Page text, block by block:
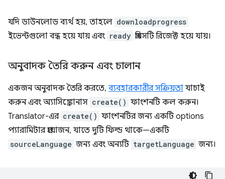
যদি ডাউনলোড ব্যর্থ হয়, তাহলে downloadprogress
ইভেন্টগুলো বন্ধ হয়ে যায় এবং ready প্রমিসটি রিজেক্ট হয়ে যায়।
অনুবাদক তৈরি করুন এবং চালান
একজন অনুবাদক তৈরি করতে,ব্যবহারকারীর সক্রিয়তা যাচাই
করুন এবং অ্যাসিঙ্ক্রোনাস create() ফাংশনটি কল করুন।
Translator-এর create() ফাংশনটির জন্য একটি options
প্যারামিটার প্রয়োজন, যাতে দুটি ফিল্ড থাকে—একটি
sourceLanguage জন্য এবং অন্যটি targetLanguage জন্য।